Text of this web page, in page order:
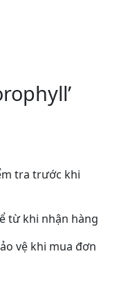
tra trước khi
từ khi nhận hàng
vệ khi mua đơn